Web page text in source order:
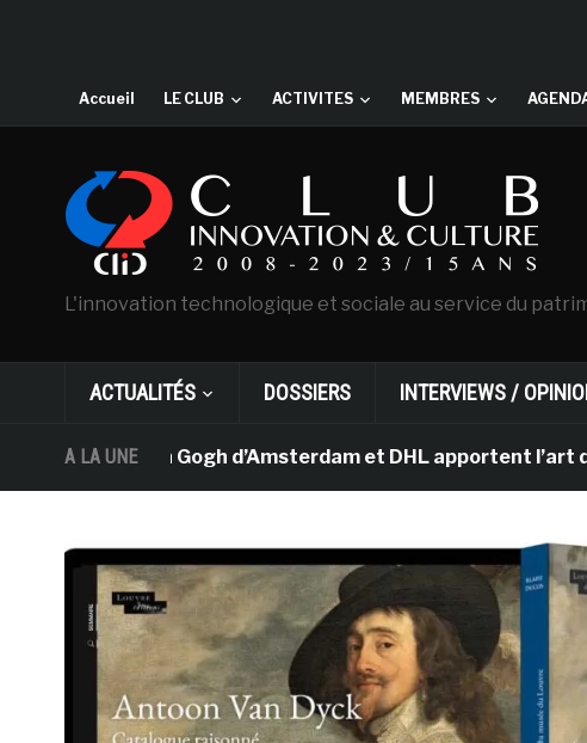
Accueil LE CLUB ACTIVITES MEMBRES
L'innovation technologique et sociale au service du
ACTUALITÉS DOSSIERS INTERVIEWS /
A LA UNE
Van Gogh d’Amsterdam et DHL apportent l’art dans